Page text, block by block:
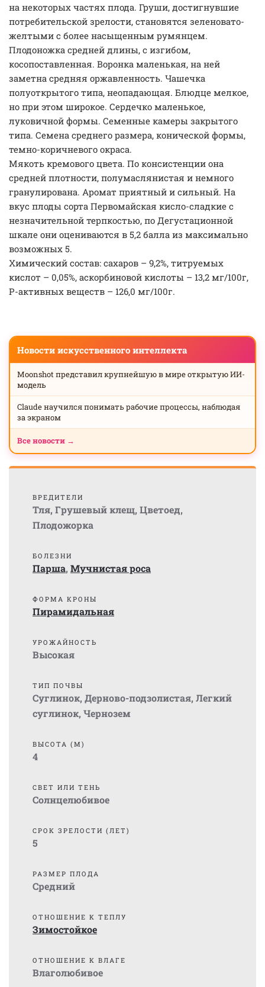
на некоторых частях плода. Груши, достигнувшие
потребительской зрелости, становятся зеленовато-
желтыми с более насыщенным румянцем.
Плодоножка средней длины, с изгибом,
косопоставленная. Воронка маленькая, на ней
заметна средняя оржавленность. Чашечка
полуоткрытого типа, неопадающая. Блюдце мелкое,
но при этом широкое. Сердечко маленькое,
луковичной формы. Семенные камеры закрытого
типа. Семена среднего размера, конической формы,
темно-коричневого окраса.
Мякоть кремового цвета. По консистенции она
средней плотности, полумаслянистая и немного
гранулирована. Аромат приятный и сильный. На
вкус плоды сорта Первомайская кисло-сладкие с
незначительной терпкостью, по Дегустационной
шкале они оцениваются в 5,2 балла из максимально
возможных 5.
Химический состав: сахаров – 9,2%, титруемых
кислот – 0,05%, аскорбиновой кислоты – 13,2 мг/100г,
Р-активных веществ – 126,0 мг/100г.
Новости искусственного интеллекта
Moonshot представил крупнейшую в мире открытую ИИ-
модель
Claude научился понимать рабочие процессы, наблюдая
за экраном
Все новости →
ВРЕДИТЕЛИ
Тля, Грушевый клещ, Цветоед,
Плодожорка
БОЛЕЗНИ
Парша, Мучнистая роса
ФОРМА КРОНЫ
Пирамидальная
УРОЖАЙНОСТЬ
Высокая
ТИП ПОЧВЫ
Суглинок, Дерново-подзолистая, Легкий
суглинок, Чернозем
ВЫСОТА (М)
4
СВЕТ ИЛИ ТЕНЬ
Солнцелюбивое
СРОК ЗРЕЛОСТИ (ЛЕТ)
5
РАЗМЕР ПЛОДА
Средний
ОТНОШЕНИЕ К ТЕПЛУ
Зимостойкое
ОТНОШЕНИЕ К ВЛАГЕ
Влаголюбивое